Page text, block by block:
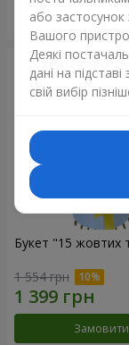
Замовити
Букет "15 жовтих
1 554 грн
Замовити
або застосунок
Вашого
Деякі
дані на
свій вибір